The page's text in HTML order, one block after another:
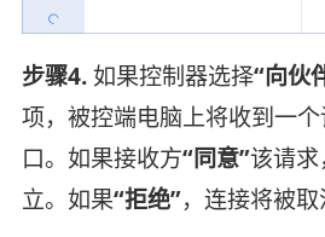
步骤4. 如果控制器选择“向伙
项，被控端电脑上将收到一
口。如果接收方“同意”该请
立。如果“拒绝”，连接将被取